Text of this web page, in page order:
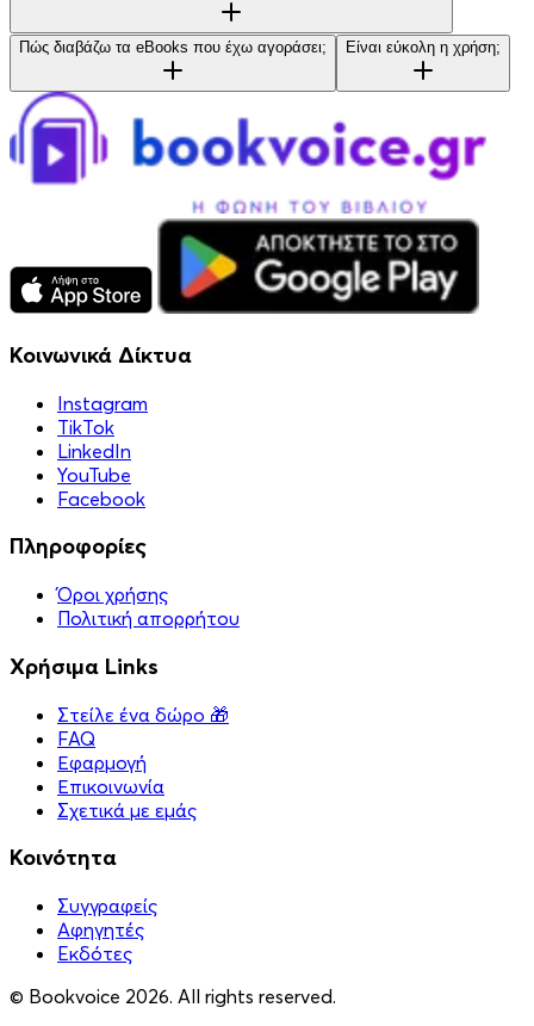
Πώς διαβάζω τα eBooks που έχω αγοράσει; Είναι εύκολη η χρήση;
Κοινωνικά Δίκτυα
Instagram
TikTok
LinkedIn
YouTube
Facebook
Πληροφορίες
Όροι χρήσης
Πολιτική απορρήτου
Χρήσιμα Links
Στείλε ένα δώρο 🎁
FAQ
Εφαρμογή
Επικοινωνία
Σχετικά με εμάς
Κοινότητα
Συγγραφείς
Αφηγητές
Eκδότες
© Bookvoice 2026. All rights reserved.